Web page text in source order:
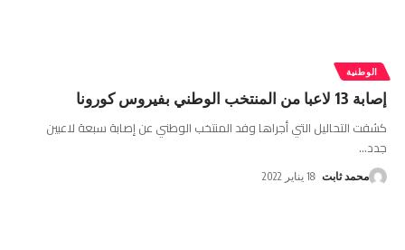
الوطنية
إصابة 13 لاعبا من المنتخب الوطني بفيروس كورونا
كشفت التحاليل التي أجراها وفد المنتخب الوطني عن إصابة سبعة لاعبين
جدد…
محمد ثابت 18 يناير 2022